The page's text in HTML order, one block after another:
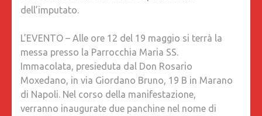
dell’imputato.
L’EVENTO – Alle ore 12 del 19 maggio si terrà la
messa presso la Parrocchia Maria SS.
Immacolata, presieduta dal Don Rosario
Moxedano, in via Giordano Bruno, 19 B in Marano
di Napoli. Nel corso della manifestazione,
verranno inaugurate due panchine nel nome di